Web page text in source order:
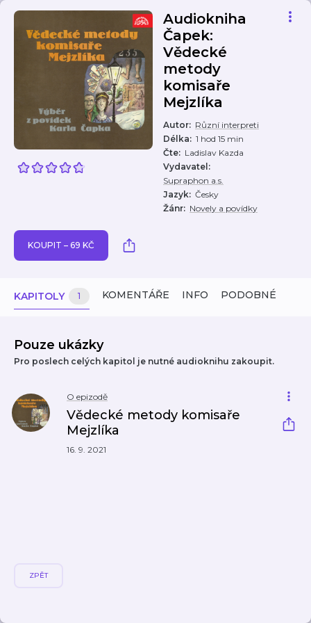
Audiokniha
Čapek:
Vědecké
metody
komisaře
Mejzlíka
Autor: Různí interpreti
Délka: 1 hod 15 min
Čte: Ladislav Kazda
Vydavatel :
Supraphon a.s.
Jazyk: Česky
Žánr: Novely a povídky
KOUPIT – 69 KČ
KAPITOLY 1 KOMENTÁŘE INFO PODOBNÉ
Pouze ukázky
Pro poslech celých kapitol je nutné audioknihu zakoupit.
O epizodě
Vědecké metody komisaře
Mejzlíka
16. 9. 2021
ZPĚT